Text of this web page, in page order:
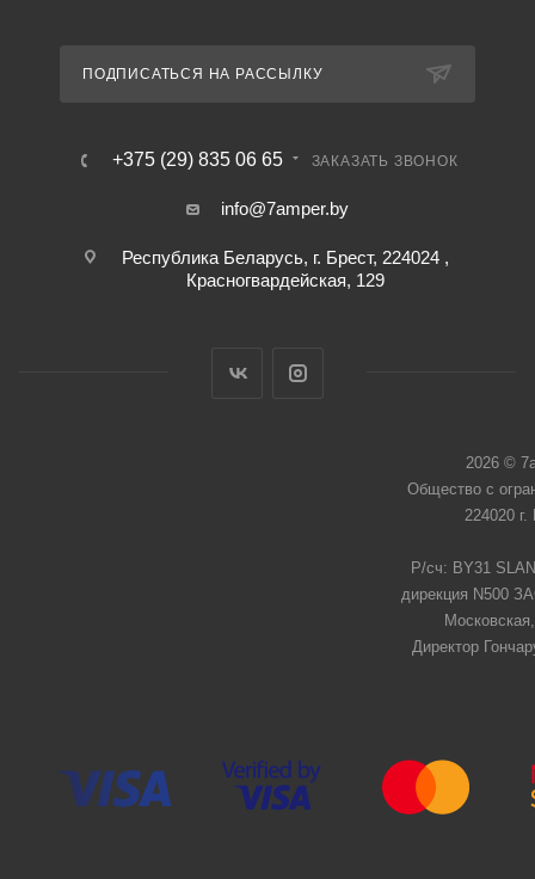
ПОДПИСАТЬСЯ НА РАССЫЛКУ
+375 (29) 835 06 65 ЗАКАЗАТЬ ЗВОНОК
info@7amper.by
Республика Беларусь, г. Брест, 224024 ,
Красногвардейская, 129
2026 ©
Общество с
224020
Р/сч: BY31
дирекция N500
Директор